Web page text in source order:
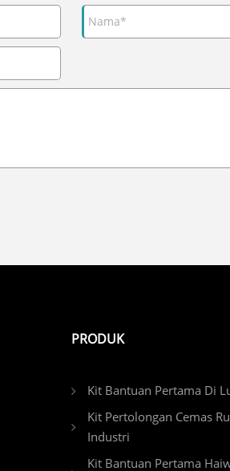
PRODUK
Kit Bantuan Pertama Di
Kit Pertolongan Cemas
Industri
Kit Bantuan Pertama